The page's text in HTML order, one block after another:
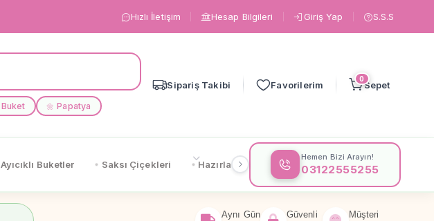
Hızlı İletişim Hesap Bilgileri Giriş Yap S.S.S
Buket 🌼 Papatya
Sipariş Takibi Favorilerim
0
Sepet
Ayıcıklı Buketler Saksı Çiçekleri Hazırlanışa Göre Çiçeklere Göre
Hemen Bizi Arayın!
03122555255
Aynı Gün
Güvenli
Müşteri